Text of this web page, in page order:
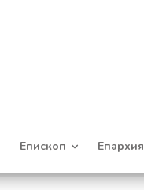
Епископ Епархия